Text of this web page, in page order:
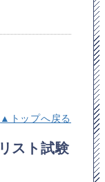
▲トップへ戻る
スト試験